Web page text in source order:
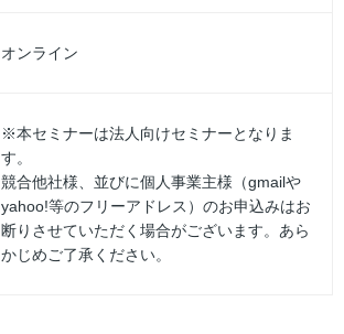
オンライン
※本セミナーは法人向けセミナーとなりま
す。
競合他社様、並びに個人事業主様（gmailや
yahoo!等のフリーアドレス）のお申込みはお
断りさせていただく場合がございます。あら
かじめご了承ください。